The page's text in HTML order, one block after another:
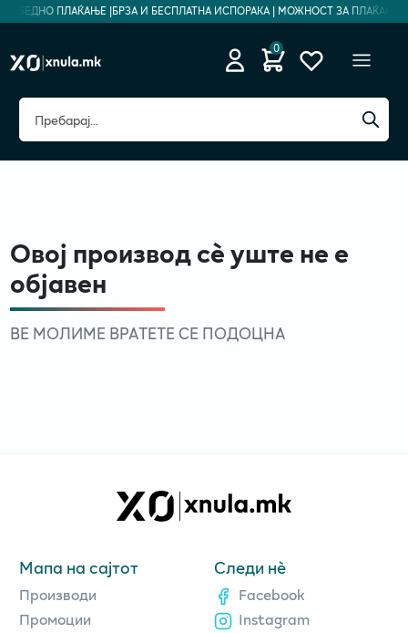
ПЛАЌАЊЕ | БРЗА И БЕСПЛАТНА ИСПОРАКА | МОЖНОСТ ЗА ПЛАЌАЊЕ
0
Овој производ сè уште не е
објавен
ВЕ МОЛИМЕ ВРАТЕТЕ СЕ ПОДОЦНА
Мапа на сајтот
Производи
Промоции
Следи нè
Facebook
Instagram